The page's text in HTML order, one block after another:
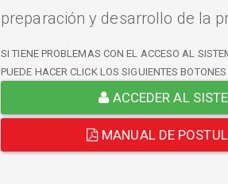
preparación y desarrollo de la
SI TIENE PROBLEMAS CON EL ACCESO AL
PUEDE HACER CLICK LOS SIGUIENTES BOTONES
ACCEDER AL
MANUAL DE